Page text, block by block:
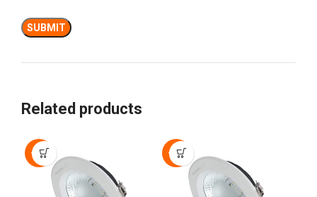
Related products
-50% -50%